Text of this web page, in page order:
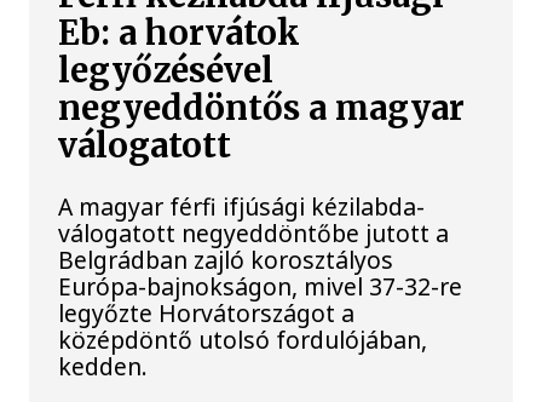
Eb: a horvátok
legyőzésével
negyeddöntős a magyar
válogatott
A magyar férfi ifjúsági kézilabda-
válogatott negyeddöntőbe jutott a
Belgrádban zajló korosztályos
Európa-bajnokságon, mivel 37-32-re
legyőzte Horvátországot a
középdöntő utolsó fordulójában,
kedden.